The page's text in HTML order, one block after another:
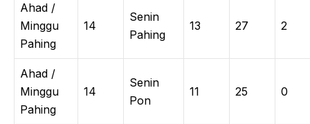
Ahad /
Minggu
Pahing
14
Senin
Pahing
13 27 2
Ahad /
Minggu
Pahing
14
Senin
Pon
11 25 0